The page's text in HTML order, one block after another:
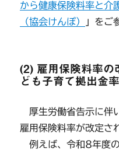
から健康保険料率と介
（協会けんぽ）
」をご
(2) 雇用保険料率の
ども子育て拠出金
厚生労働省告示に伴
雇用保険料率が改定さ
例えば、令和8年度